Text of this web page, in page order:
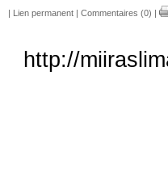
| Lien permanent | Commentaires (0) |
http://